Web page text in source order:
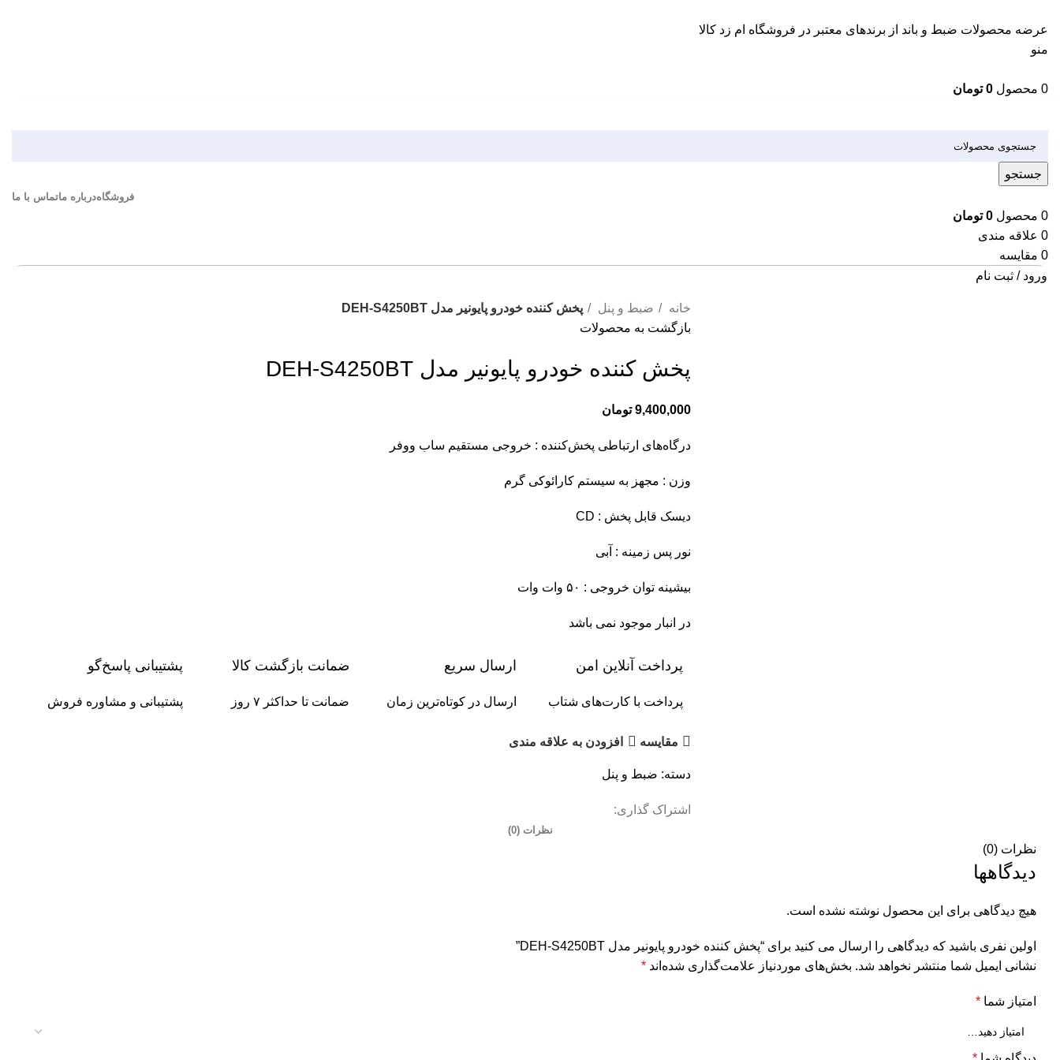
عرضه محصولات ضبط و باند از برندهای معتبر در فروشگاه ام زد کالا
منو
0 محصول 0 تومان
جستجو
فروشگاهدرباره ماتماس با ما
0 محصول 0 تومان
0 علاقه مندی
0 مقایسه
ورود / ثبت نام
خانه ضبط و پنل
پخش کننده خودرو پایونیر مدل DEH-S4250BT
بازگشت به محصولات
پخش کننده خودرو پایونیر مدل DEH-S4250BT
9,400,000 تومان
درگاه‌های ارتباطی پخش‌کننده : خروجی مستقیم ساب ووفر
وزن : مجهز به سیستم کارائوکی گرم
دیسک قابل پخش : CD
نور پس زمینه : آبی
بیشینه توان خروجی : ۵۰ وات وات
در انبار موجود نمی باشد
پرداخت آنلاین امن
پرداخت با کارت‌های شتاب
ارسال سریع
ارسال در کوتاه‌ترین زمان
ضمانت بازگشت کالا
ضمانت تا حداکثر ۷ روز
پشتیبانی پاسخ‌گو
پشتیبانی و مشاوره فروش
مقایسه افزودن به علاقه مندی
دسته: ضبط و پنل
اشتراک گذاری:
نظرات (0)
نظرات (0)
دیدگاهها
هیچ دیدگاهی برای این محصول نوشته نشده است.
اولین نفری باشید که دیدگاهی را ارسال می کنید برای “پخش کننده خودرو پایونیر مدل DEH-S4250BT”
نشانی ایمیل شما منتشر نخواهد شد. بخش‌های موردنیاز علامت‌گذاری شده‌اند *
امتیاز شما *